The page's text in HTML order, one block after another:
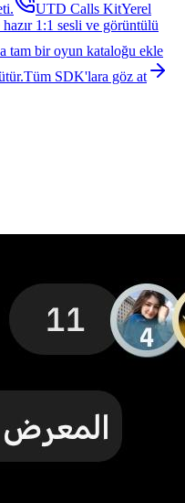
UTD Calls KitYerel
1:1 sesli ve görüntülü
tam bir oyun kataloğu ekle
Tüm SDK'lara göz at